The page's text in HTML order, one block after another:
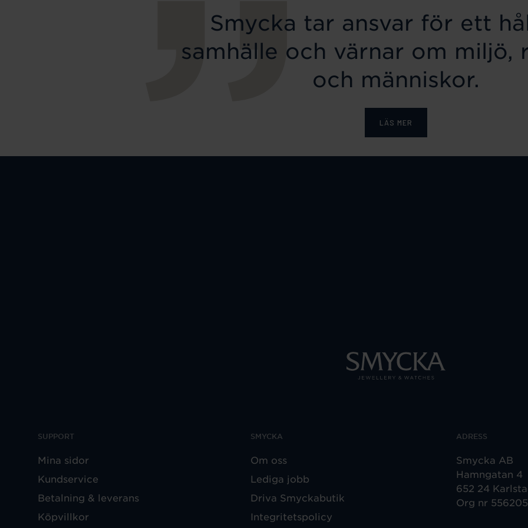
Smycka tar ansvar för ett
samhälle och värnar om miljö,
och människor.
LÄS MER
SUPPORT
Mina sidor
Kundservice
Betalning & leverans
Köpvillkor
SMYCKA
Om oss
Lediga jobb
Driva Smyckabutik
Integritetspolicy
ADRESS
Smycka AB
Hamngatan 4
652 24
Org nr